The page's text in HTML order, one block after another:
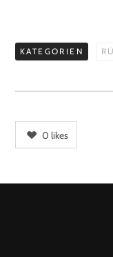
KATEGORIEN
0 likes